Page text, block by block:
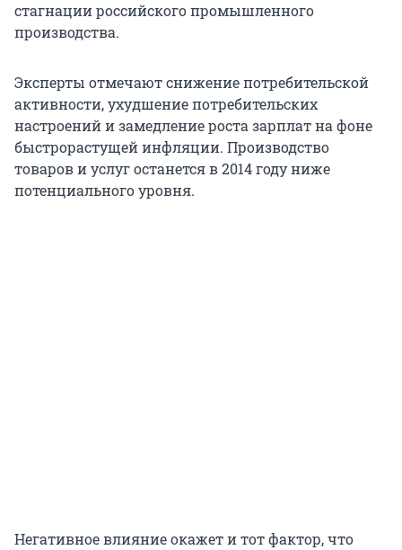
стагнации российского промышленного
производства.
Эксперты отмечают снижение потребительской
активности, ухудшение потребительских
настроений и замедление роста зарплат на фоне
быстрорастущей инфляции. Производство
товаров и услуг останется в 2014 году ниже
потенциального уровня.
Негативное влияние окажет и тот фактор, что